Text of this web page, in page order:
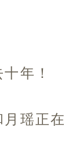
年！
瑶正